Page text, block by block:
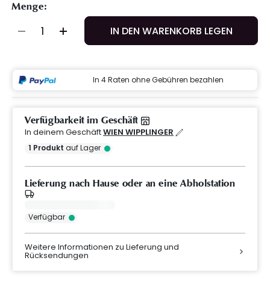
Menge:
IN DEN WARENKORB LEGEN
In 4 Raten ohne Gebühren bezahlen
Verfügbarkeit im Geschäft
In deinem GeschäftWIEN WIPPLINGER
1 Produkt auf Lager
Lieferung nach Hause oder an eine Abholstation
Verfügbar
Weitere Informationen zu Lieferung und
Rücksendungen